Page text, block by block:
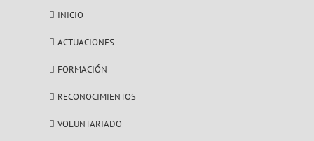
INICIO
ACTUACIONES
FORMACIÓN
RECONOCIMIENTOS
VOLUNTARIADO